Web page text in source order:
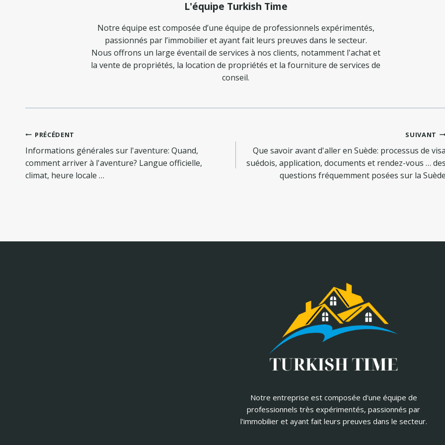
L'équipe Turkish Time
Notre équipe est composée d’une équipe de professionnels expérimentés,
passionnés par l’immobilier et ayant fait leurs preuves dans le secteur.
Nous offrons un large éventail de services à nos clients, notamment l'achat et
la vente de propriétés, la location de propriétés et la fourniture de services de
conseil.
Navigation
de
l’article
PRÉCÉDENT
Informations générales sur l'aventure: Quand,
comment arriver à l'aventure? Langue officielle,
climat, heure locale …
SUIVANT
Que savoir avant d'aller en Suède: processus de visa
suédois, application, documents et rendez-vous … des
questions fréquemment posées sur la Suède
Notre entreprise est composée d'une équipe de
professionnels très expérimentés, passionnés par
l'immobilier et ayant fait leurs preuves dans le secteur.